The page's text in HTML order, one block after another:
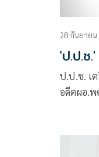
28 กันยายน
'ป.ป.ช
ป.ป.ช. เ
อดีตผอ.พ